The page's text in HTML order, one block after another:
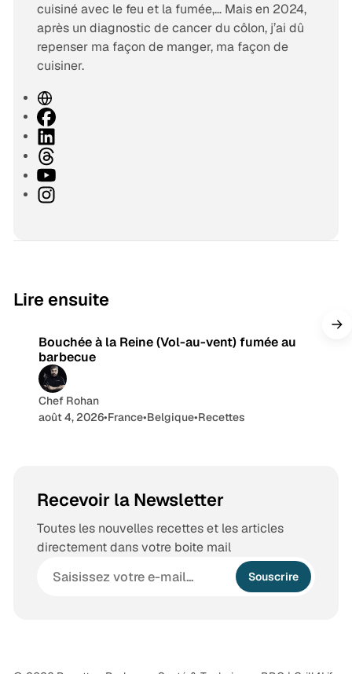
cuisiné avec le feu et la fumée,… Mais en 2024,
après un diagnostic de cancer du côlon, j’ai dû
repenser ma façon de manger, ma façon de
cuisiner.
S
i
t
e
w
e
F
a
e
b
L
n
k
h
r
Y
oI
r
m
Lire ensuite
Bouchée à la Reine (Vol-au-vent) fumée au
barbecue
Chef Rohan
août 4, 2026•France•Belgique•Recettes
Recevoir la Newsletter
Toutes les nouvelles recettes et les articles
directement dans votre boite mail
Souscrire